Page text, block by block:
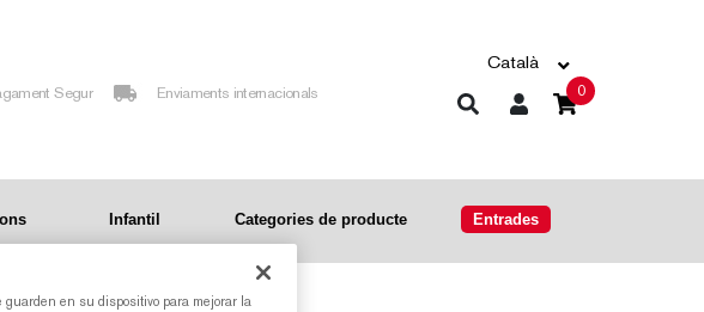
Segur Enviaments internacionals
Català
0
Infantil Categories de producte Entrades
guarden en su dispositivo para mejorar la